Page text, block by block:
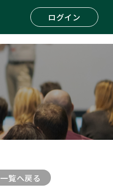
ログイン
一覧へ戻る